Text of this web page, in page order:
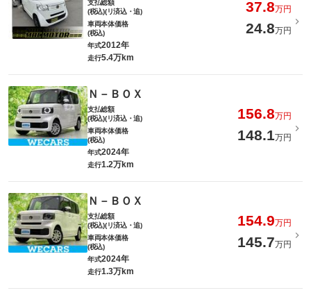
支払総額
(税込)(リ済込・追)
37.8万円
車両本体価格
(税込)
24.8万円
年式2012年
走行5.4万km
Ｎ－ＢＯＸ
支払総額
(税込)(リ済込・追)
156.8万円
車両本体価格
(税込)
148.1万円
年式2024年
走行1.2万km
Ｎ－ＢＯＸ
支払総額
(税込)(リ済込・追)
154.9万円
車両本体価格
(税込)
145.7万円
年式2024年
走行1.3万km